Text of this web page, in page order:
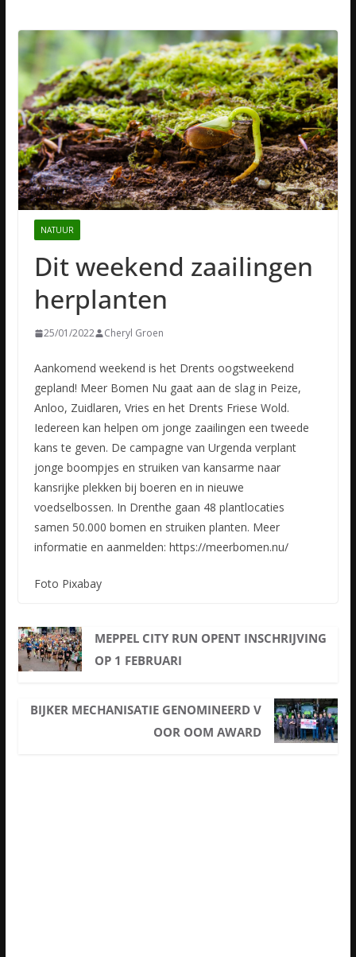
NATUUR
Dit weekend zaailingen
herplanten
25/01/2022 Cheryl Groen
Aankomend weekend is het Drents oogstweekend
gepland! Meer Bomen Nu gaat aan de slag in Peize,
Anloo, Zuidlaren, Vries en het Drents Friese Wold.
Iedereen kan helpen om jonge zaailingen een tweede
kans te geven. De campagne van Urgenda verplant
jonge boompjes en struiken van kansarme naar
kansrijke plekken bij boeren en in nieuwe
voedselbossen. In Drenthe gaan 48 plantlocaties
samen 50.000 bomen en struiken planten. Meer
informatie en aanmelden: https://meerbomen.nu/
Foto Pixabay
MEPPEL CITY RUN OPENT INSCHRIJVING
OP 1 FEBRUARI
BIJKER MECHANISATIE GENOMINEERD V
OOR OOM AWARD